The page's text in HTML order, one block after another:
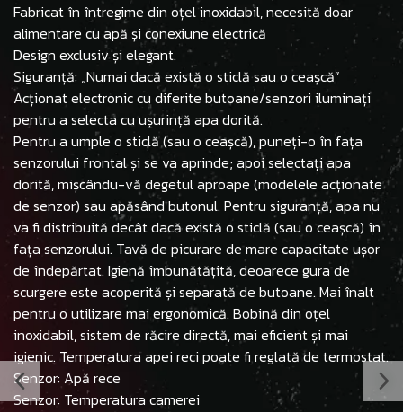
Fabricat în întregime din oțel inoxidabil, necesită doar
alimentare cu apă și conexiune electrică
Design exclusiv și elegant.
Siguranță: „Numai dacă există o sticlă sau o ceașcă”
Acționat electronic cu diferite butoane/senzori iluminați
pentru a selecta cu ușurință apa dorită.
Pentru a umple o sticlă (sau o ceașcă), puneți-o în fața
senzorului frontal și se va aprinde; apoi selectați apa
dorită, mișcându-vă degetul aproape (modelele acționate
de senzor) sau apăsând butonul. Pentru siguranță, apa nu
va fi distribuită decât dacă există o sticlă (sau o ceașcă) în
fața senzorului. Tavă de picurare de mare capacitate ușor
de îndepărtat. Igienă îmbunătățită, deoarece gura de
scurgere este acoperită și separată de butoane. Mai înalt
pentru o utilizare mai ergonomică. Bobină din oțel
inoxidabil, sistem de răcire directă, mai eficient și mai
igienic. Temperatura apei reci poate fi reglată de termostat.
Senzor: Apă rece
Senzor: Temperatura camerei